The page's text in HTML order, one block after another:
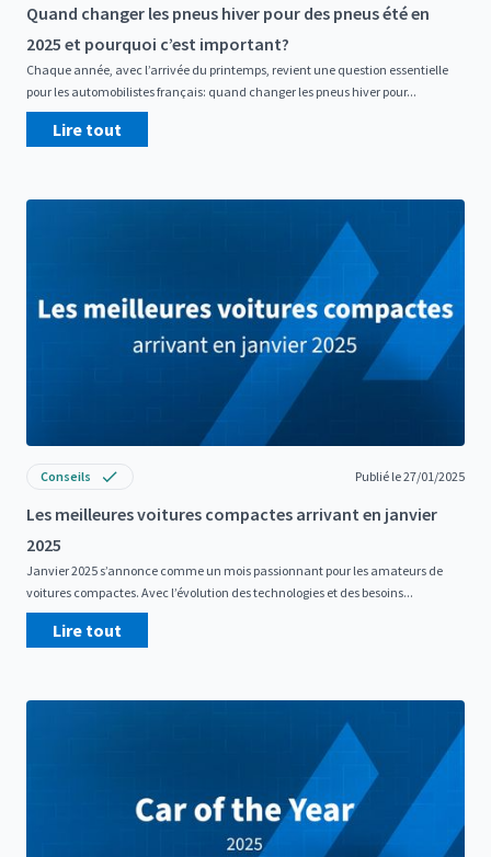
Quand changer les pneus hiver pour des pneus été en
2025 et pourquoi c’est important?
Chaque année, avec l’arrivée du printemps, revient une question essentielle
pour les automobilistes français: quand changer les pneus hiver pour...
Lire tout
Conseils Publié le 27/01/2025
Les meilleures voitures compactes arrivant en janvier
2025
Janvier 2025 s’annonce comme un mois passionnant pour les amateurs de
voitures compactes. Avec l’évolution des technologies et des besoins...
Lire tout